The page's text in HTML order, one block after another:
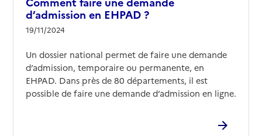
d’admission en EHPAD ?
19/11/2024
Un dossier national permet de faire une demande
d’admission, temporaire ou permanente, en
EHPAD. Dans près de 80 départements, il est
possible de faire une demande d’admission en ligne.